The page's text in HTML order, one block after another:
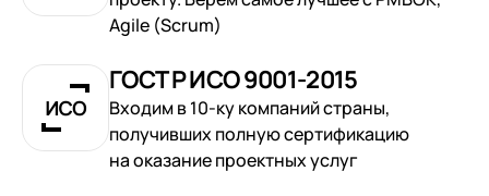
Agile (Scrum)
ГОСТ Р ИСО 9001-2015
Входим в 10-ку компаний страны,
получивших полную сертификацию
на оказание проектных услуг